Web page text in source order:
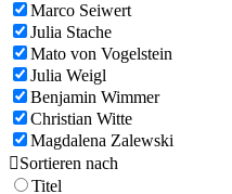
Marco Seiwert
Julia Stache
Mato von Vogelstein
Julia Weigl
Benjamin Wimmer
Christian Witte
Magdalena Zalewski
Sortieren nach
Titel